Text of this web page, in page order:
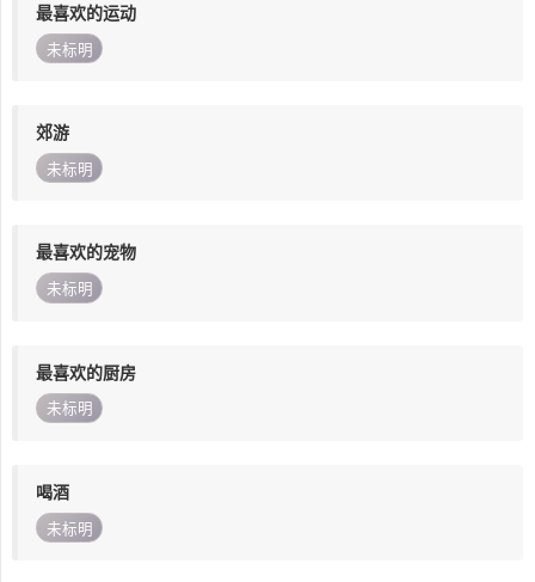
最喜欢的运动
未标明
郊游
未标明
最喜欢的宠物
未标明
最喜欢的厨房
未标明
喝酒
未标明